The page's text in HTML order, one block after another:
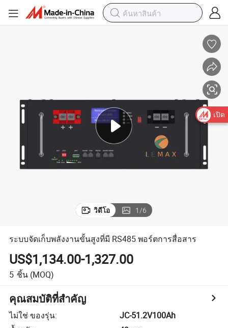
วิดีโอ 1/6
ระบบจัดเก็บพลังงานขั้นสูงที่มี RS485 พอร์ตการสื่อสาร
US$1,134.00-1,327.00
5 ชิ้น (MOQ)
คุณสมบัติที่สำคัญ
ไม่ใช่ ของรุ่น:
JC-51.2V100Ah
เปิด